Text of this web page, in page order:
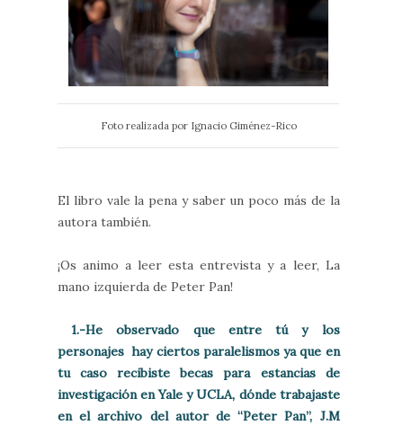
Foto realizada por Ignacio Giménez-Rico
El libro vale la pena y saber un poco más de la
autora también.
¡Os animo a leer esta entrevista y a leer, La
mano izquierda de Peter Pan!
1.-He observado que entre tú y los
personajes hay ciertos paralelismos ya que en
tu caso recibiste becas para estancias de
investigación en Yale y UCLA, dónde trabajaste
en el archivo del autor de “Peter Pan”, J.M